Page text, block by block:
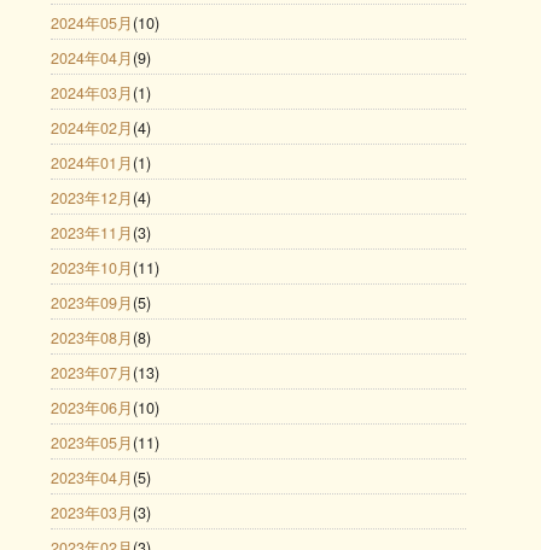
2024年05月 (10)
2024年04月 (9)
2024年03月 (1)
2024年02月 (4)
2024年01月 (1)
2023年12月 (4)
2023年11月 (3)
2023年10月 (11)
2023年09月 (5)
2023年08月 (8)
2023年07月 (13)
2023年06月 (10)
2023年05月 (11)
2023年04月 (5)
2023年03月 (3)